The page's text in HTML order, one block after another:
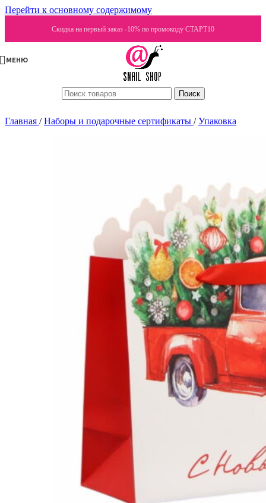
Перейти к основному содержимому
Скидка на первый заказ -10% по промокоду СТАРТ10
МЕНЮ
Поиск
Главная / Наборы и подарочные сертификаты / Упаковка